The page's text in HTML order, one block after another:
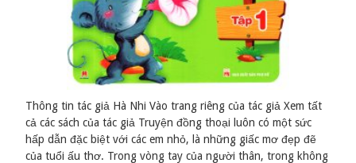
Thông tin tác giả Hà Nhi Vào trang riêng của tác giả Xem tất
cả các sách của tác giả Truyện đồng thoại luôn có một sức
hấp dẫn đặc biệt với các em nhỏ, là những giấc mơ đẹp đẽ
của tuổi ấu thơ. Trong vòng tay của người thân, trong không